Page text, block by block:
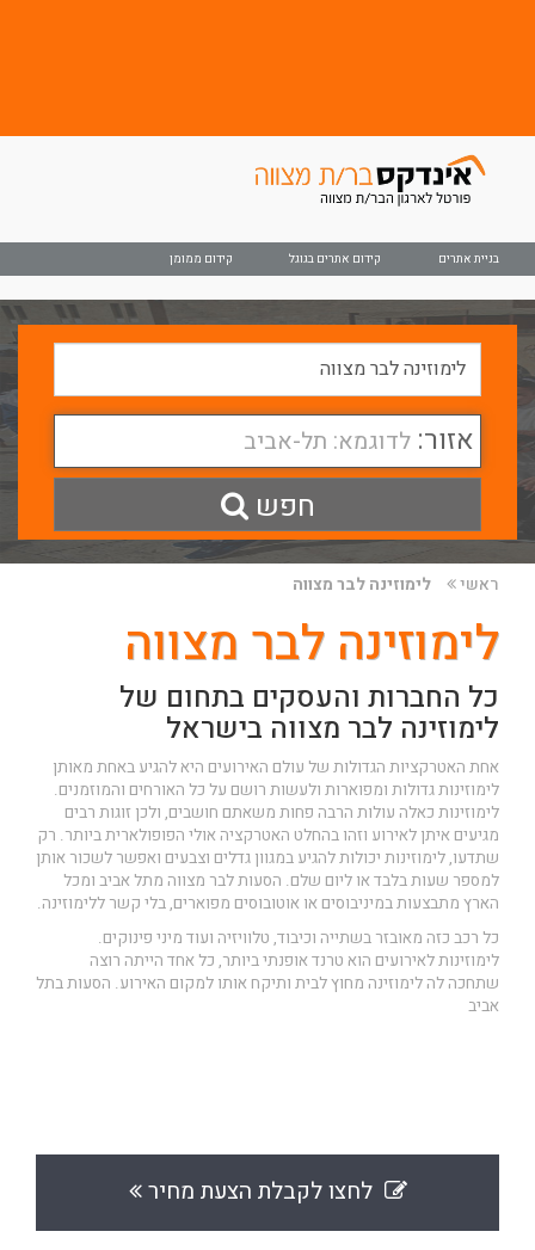
בניית אתרים קידום אתרים בגוגל קידום ממומן
אזור: לדוגמא: תל-אביב
חפש
ראשי לימוזינה לבר מצווה
לימוזינה לבר מצווה
כל החברות והעסקים בתחום של
לימוזינה לבר מצווה בישראל
אחת האטרקציות הגדולות של עולם האירועים היא להגיע באחת מאותן
לימוזינות גדולות ומפוארות ולעשות רושם על כל האורחים והמוזמנים.
לימוזינות כאלה עולות הרבה פחות משאתם חושבים, ולכן זוגות רבים
מגיעים איתן לאירוע וזהו בהחלט האטרקציה אולי הפופולארית ביותר. רק
שתדעו, לימוזינות יכולות להגיע במגוון גדלים וצבעים ואפשר לשכור אותן
למספר שעות בלבד או ליום שלם. הסעות לבר מצווה מתל אביב ומכל
הארץ מתבצעות במיניבוסים או אוטובוסים מפוארים, בלי קשר ללימוזינה.
כל רכב כזה מאובזר בשתייה וכיבוד, טלוויזיה ועוד מיני פינוקים.
לימוזינות לאירועים הוא טרנד אופנתי ביותר, כל אחד הייתה רוצה
שתחכה לה לימוזינה מחוץ לבית ותיקח אותו למקום האירוע. הסעות בתל
אביב
לחצו לקבלת הצעת מחיר